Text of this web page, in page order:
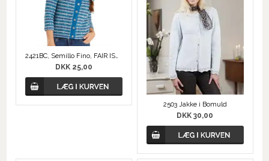
2421BC, Semillo Fino, FAIR ISLE JAKKE
DKK 25,00
2503 Jakke i Bomuld
DKK 30,00